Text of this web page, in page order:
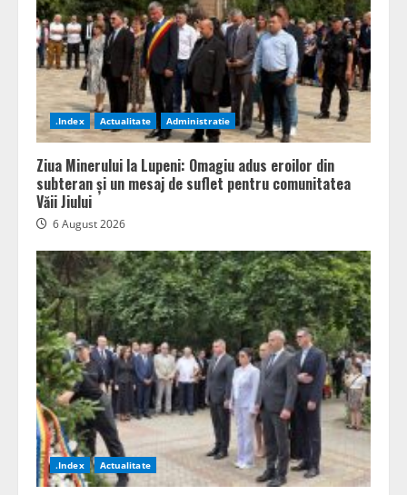
.Index Actualitate Administratie
Ziua Minerului la Lupeni: Omagiu adus eroilor din
subteran și un mesaj de suflet pentru comunitatea
Văii Jiului
6 August 2026
.Index Actualitate